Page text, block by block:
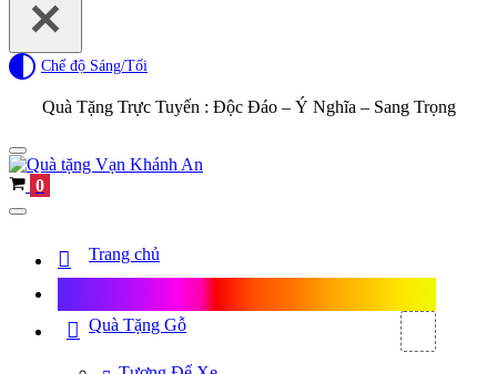
Chế độ Sáng/Tối
Quà Tặng Trực Tuyến : Độc Đáo – Ý Nghĩa – Sang Trọng
Navigation
Menu
Cart
0
Navigation
Trang chủ
Quà Tặng Gỗ